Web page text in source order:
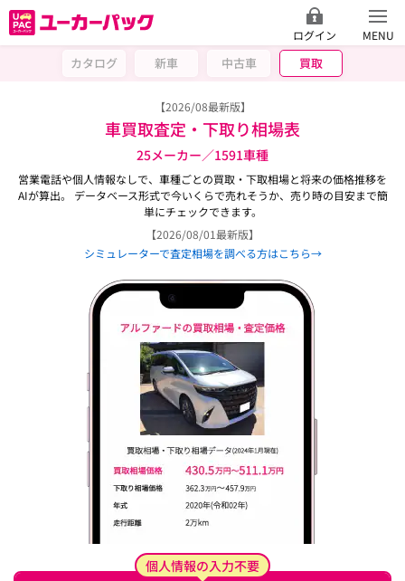
ログイン MENU
カタログ 新車 中古車 買取
【2026/08最新版】
車買取査定・下取り相場表
25メーカー／1591車種
営業電話や個人情報なしで、車種ごとの買取・下取相場と将来の価格推移を
AIが算出。 データベース形式で今いくらで売れそうか、売り時の目安まで簡
単にチェックできます。
【2026/08/01最新版】
シミュレーターで査定相場を調べる方はこちら→
個人情報の入力不要